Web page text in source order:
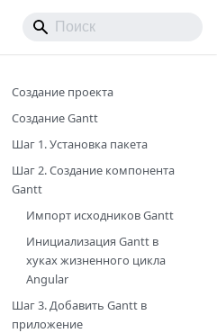
Создание проекта
Создание Gantt
Шаг 1. Установка пакета
Шаг 2. Создание компонента
Gantt
Импорт исходников Gantt
Инициализация Gantt в
хуках жизненного цикла
Angular
Шаг 3. Добавить Gantt в
приложение